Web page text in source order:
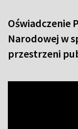
Oświadczenie
Narodowej w
przestrzeni